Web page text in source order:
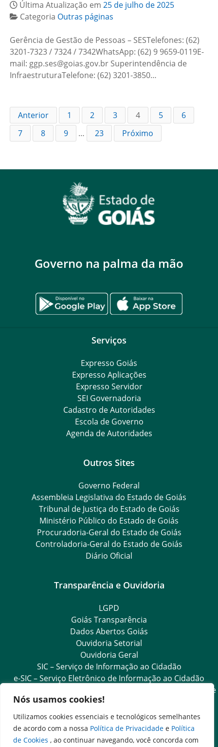
Nós usamos cookies!
Utilizamos cookies essenciais e tecnológicos semelhantes
de acordo com a nossa Política de Privacidade e Política
de Cookies , ao continuar navegando, você concorda com
Última Atualização em 25 de julho de 2025
Categoria Outras páginas
Gerência de Gestão de Pessoas – SESTelefones: (62)
3201-7323 / 7324 / 7342WhatsApp: (62) 9 9659-0119E-
mail: ggp.ses@goias.gov.br Superintendência de
InfraestruturaTelefone: (62) 3201-3850…
Anterior 1 2 3 4 5
6
7
8 9 … 23 Próximo
Governo na palma da mão
Serviços
Expresso Goiás
Expresso Aplicações
Expresso Servidor
SEI Governadoria
Cadastro de Autoridades
Escola de Governo
Agenda de Autoridades
Outros Sites
Governo Federal
Assembleia Legislativa do Estado de Goiás
Tribunal de Justiça do Estado de Goiás
Ministério Público do Estado de Goiás
Procuradoria-Geral do Estado de Goiás
Controladoria-Geral do Estado de Goiás
Diário Oficial
Transparência e Ouvidoria
LGPD
Goiás Transparência
Dados Abertos Goiás
Ouvidoria Setorial
Ouvidoria Geral
SIC – Serviço de Informação ao Cidadão
e-SIC – Serviço Eletrônico de Informação ao Cidadão
Acesso às Informações das Organizações Sociais de Saúde
e Sociedade Civil
Ouvidoria Setorial (Expresso)
Ouvidoria Setorial (Presencial)